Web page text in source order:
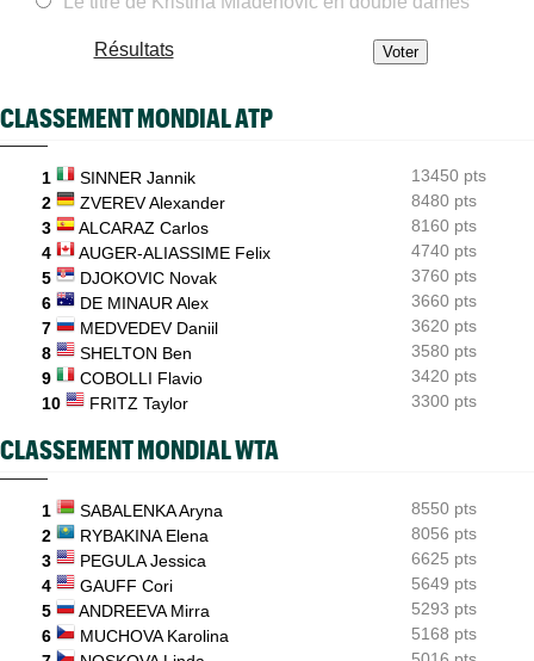
Mathys Erhard s'offre Dzumhur et cible les demi-finales
Chal'
Pour son "retour", Arthur Fils est en huitièmes et rassure
ATP - Montréal
Une semaine après Washington, Rafa Jodar dompte encore
Musetti
09:20
ATP / WTA
Tous les résultats de ce jeudi 6 août 2026 et de la nuit
Résultats
CLASSEMENT MONDIAL ATP
1 SINNER Jannik
13450 pts
2
ZVEREV Alexander
8480 pts
3
ALCARAZ Carlos
8160 pts
4
AUGER-ALIASSIME Felix
4740 pts
5
DJOKOVIC Novak
3760 pts
6
DE MINAUR Alex
3660 pts
7
MEDVEDEV Daniil
3620 pts
8
SHELTON Ben
3580 pts
9
COBOLLI Flavio
3420 pts
10
FRITZ Taylor 3300 pts
CLASSEMENT MONDIAL WTA
1 SABALENKA Aryna
8550 pts
2
RYBAKINA Elena
8056 pts
3
PEGULA Jessica
6625 pts
4
GAUFF Cori
5649 pts
5
ANDREEVA Mirra
5293 pts
6
MUCHOVA Karolina
5168 pts